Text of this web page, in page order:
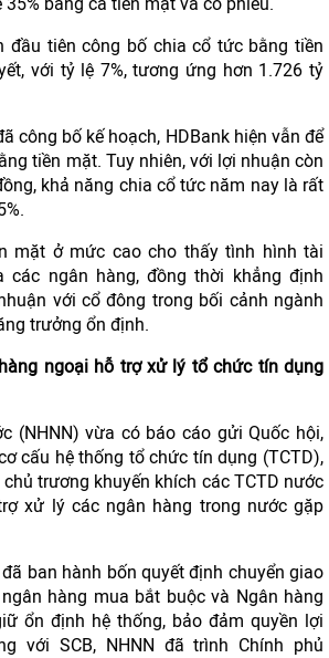
đầu tiên công bố chia cổ tức bằng tiền
với tỷ lệ 7%, tương ứng hơn 1.726 tỷ
công bố kế hoạch, HDBank hiện vẫn để
tiền mặt. Tuy nhiên, với lợi nhuận còn
khả năng chia cổ tức năm nay là rất
mặt ở mức cao cho thấy tình hình tài
các ngân hàng, đồng thời khẳng định
với cổ đông trong bối cảnh ngành
trưởng ổn định.
ngoại hỗ trợ xử lý tổ chức tín dụng
(NHNN) vừa có báo cáo gửi Quốc hội,
cấu hệ thống tổ chức tín dụng (TCTD),
trương khuyến khích các TCTD nước
xử lý các ngân hàng trong nước gặp
ban hành bốn quyết định chuyển giao
hàng mua bắt buộc và Ngân hàng
ổn định hệ thống, bảo đảm quyền lợi
với SCB, NHNN đã trình Chính phủ